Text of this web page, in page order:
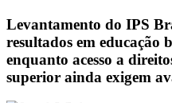
Levantamento do IPS
resultados em educação
enquanto acesso a
superior ainda exigem